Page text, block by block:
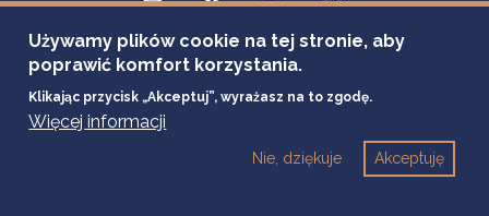
Używamy plików cookie na tej stronie, aby
poprawić komfort korzystania.
Klikając przycisk „Akceptuj”, wyrażasz na to zgodę.
Więcej informacji
Akceptuję
Nie, dziękuje